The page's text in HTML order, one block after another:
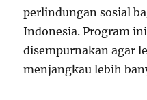
perlindungan sosial
Indonesia. Program
disempurnakan agar
menjangkau lebih